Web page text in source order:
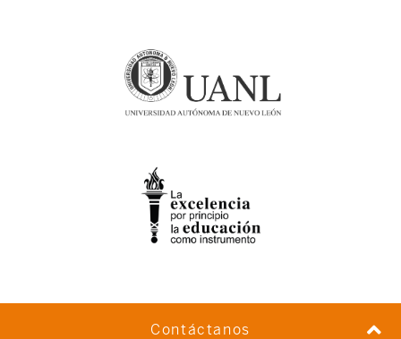
Contáctanos